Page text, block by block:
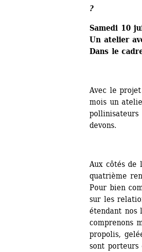
?
Samedi 10
Un atelier
Dans le
Avec le
mois un
devons.
Aux côtés
quatrième
Pour bien
sur les
étendant nos
comprenons
propolis,
sont porteurs